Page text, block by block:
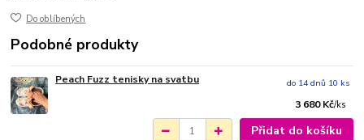
Do oblíbených
Podobné produkty
Peach Fuzz tenisky na svatbu
3 680 Kč/ks
do 14 dnů 10 ks
Přidat do košíku